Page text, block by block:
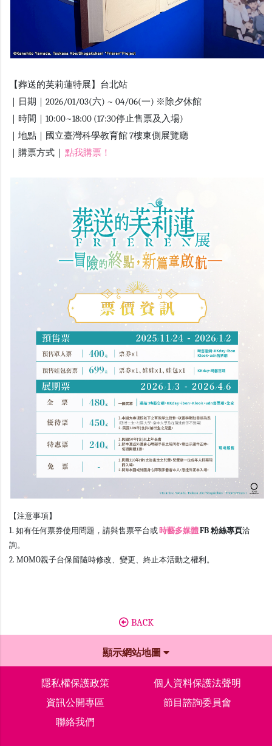
【葬送的芙莉蓮特展】台北站
｜日期｜2026/01/03(六) ~ 04/06(一) ※除夕休館
｜時間｜10:00~18:00 (17:30停止售票及入場)
｜地點｜國立臺灣科學教育館 7樓東側展覽廳
｜購票方式｜ 點我購票！
【注意事項】
1. 如有任何票券使用問題，請與售票平台或時藝多媒體FB 粉絲專頁洽
詢。
2. MOMO親子台保留隨時修改、變更、終止本活動之權利。
BACK
顯示網站地圖
隱私權保護政策
個人資料保護法聲明
資訊公開專區
節目諮詢委員會
聯絡我們